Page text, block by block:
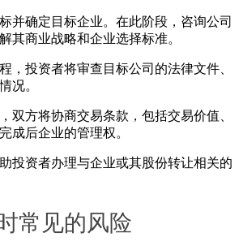
并确定目标企业。在此阶段，咨询公司
其商业战略和企业选择标准。
，投资者将审查目标公司的法律文件、
况。
双方将协商交易条款，包括交易价值、
成后企业的管理权。
投资者办理与企业或其股份转让相关的
常见的风险